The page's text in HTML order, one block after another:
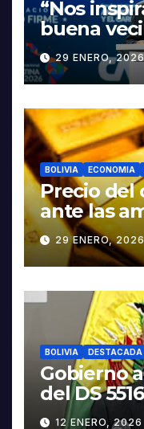
“Nos
buena
discurso
Rodrigo
29 ENERO,
BOLIVIA ECONOMIA
Precio del
ante las
contra Irán
29 ENERO, 2026
BOLIVIA DESTACADA
Gobierno
del DS
5503
12 ENERO, 2026